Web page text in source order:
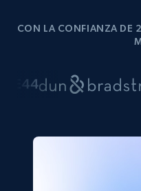
CON LA CONFIANZA DE